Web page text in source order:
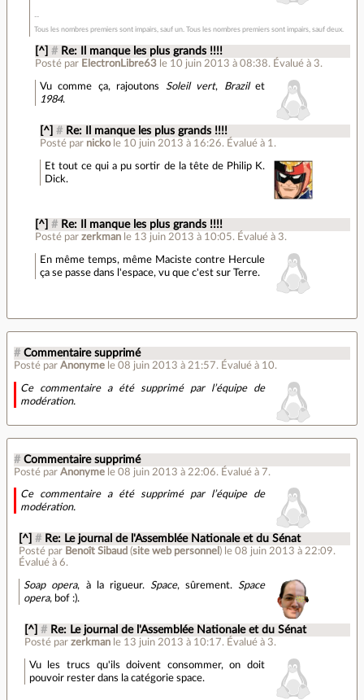
Tous les nombres premiers sont impairs, sauf un. Tous les nombres premiers sont impairs, sauf deux.
[^] # Re: Il manque les plus grands !!!!
Posté par ElectronLibre63 le 10 juin 2013 à 08:38. Évalué à 3.
Vu comme ça, rajoutons Soleil vert, Brazilet
1984.
[^] # Re: Il manque les plus grands !!!!
Posté par nicko le 10 juin 2013 à 16:26. Évalué à 1 .
Et tout ce qui a pu sortir de la tête de Philip K.
Dick.
[^] # Re: Il manque les plus grands !!!!
Posté par zerkman le 13 juin 2013 à 10:05. Évalué à 3.
En même temps, même Maciste contre Hercule
ça se passe dans l'espace, vu que c'est sur Terre.
# Commentaire supprimé
Posté par Anonyme le 08 juin 2013 à 21:57. Évalué à 10.
Ce commentaire a été supprimé par l’équipe de
modération.
# Commentaire supprimé
Posté par Anonyme le 08 juin 2013 à 22:06. Évalué à 7.
Ce commentaire a été supprimé par l’équipe de
modération.
[^] # Re: Le journal de l'Assemblée Nationale et du Sénat
Posté par Benoît Sibaud (site web personnel ) le 08 juin 2013 à 22:09.
Évalué à6.
Soap opera, à la rigueur. Space, sûrement. Space
opera, bof :).
[^] # Re: Le journal de l'Assemblée Nationale et du Sénat
Posté par zerkman le 13 juin 2013 à 10:17. Évalué à 3.
Vu les trucs qu'ils doivent consommer, on doit
pouvoir rester dans la catégorie space.